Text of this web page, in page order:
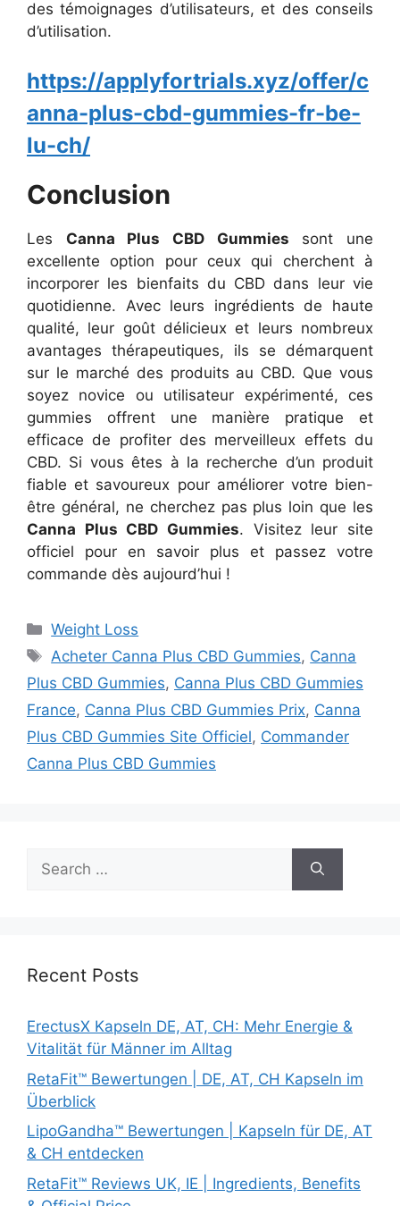
des témoignages d’utilisateurs, et des conseils
d’utilisation.
https://applyfortrials.xyz/offer/c
anna-plus-cbd-gummies-fr-be-
lu-ch/
Conclusion
Les Canna Plus CBD Gummies sont une
excellente option pour ceux qui cherchent à
incorporer les bienfaits du CBD dans leur vie
quotidienne. Avec leurs ingrédients de haute
qualité, leur goût délicieux et leurs nombreux
avantages thérapeutiques, ils se démarquent
sur le marché des produits au CBD. Que vous
soyez novice ou utilisateur expérimenté, ces
gummies offrent une manière pratique et
efficace de profiter des merveilleux effets du
CBD. Si vous êtes à la recherche d’un produit
fiable et savoureux pour améliorer votre bien-
être général, ne cherchez pas plus loin que les
Canna Plus CBD Gummies. Visitez leur site
officiel pour en savoir plus et passez votre
commande dès aujourd’hui !
Categories
Weight Loss
Tags
Acheter Canna Plus CBD Gummies, Canna
Plus CBD Gummies, Canna Plus CBD Gummies
France, Canna Plus CBD Gummies Prix, Canna
Plus CBD Gummies Site Officiel, Commander
Canna Plus CBD Gummies
Search
for:
Recent Posts
ErectusX Kapseln DE, AT, CH: Mehr Energie &
Vitalität für Männer im Alltag
RetaFit™ Bewertungen | DE, AT, CH Kapseln im
Überblick
LipoGandha™ Bewertungen | Kapseln für DE, AT
& CH entdecken
RetaFit™ Reviews UK, IE | Ingredients, Benefits